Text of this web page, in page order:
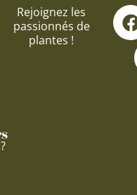
Rejoignez les
passionnés de
plantes !